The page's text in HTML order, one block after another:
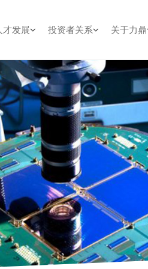
才发展 投资者关系 关于力鼎